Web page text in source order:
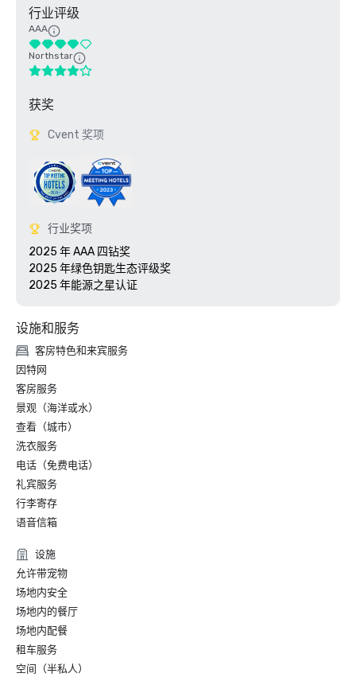
行业评级
AAA
Northstar
获奖
Cvent 奖项
行业奖项
2025 年 AAA 四钻奖
2025 年绿色钥匙生态评级奖
设施和服务
客房特色和来宾服务
因特网
客房服务
景观（海洋或水）
查看（城市）
洗衣服务
电话（免费电话）
礼宾服务
行李寄存
语音信箱
设施
允许带宠物
场地内安全
场地内的餐厅
场地内配餐
租车服务
空间（半私人）